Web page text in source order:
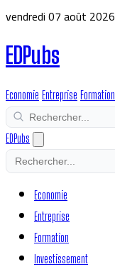
vendredi 07 août 2026
EDPubs
Economie Entreprise Formation
EDPubs
Economie
Entreprise
Formation
Investissement